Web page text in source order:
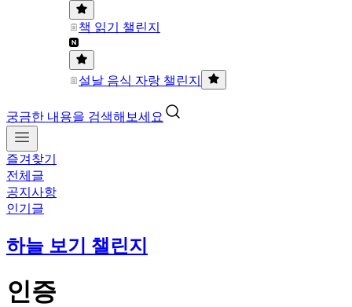
책 읽기 챌린지
설날 음식 자랑 챌린지
궁금한 내용을 검색해보세요
즐겨찾기
전체글
공지사항
인기글
하늘 보기 챌린지
인증